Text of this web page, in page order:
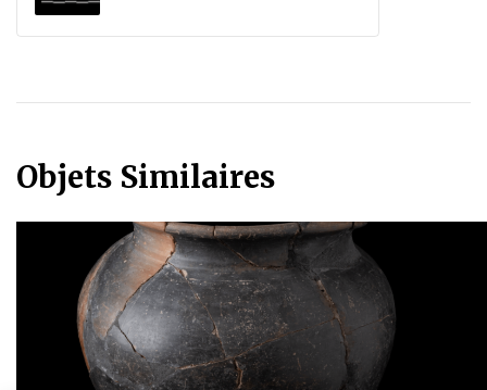
Objets Similaires